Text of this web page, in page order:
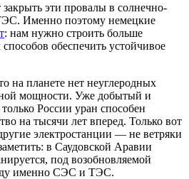
эти провалы в солнечно-
Именно поэтому немецкие
: нам нужно строить больше
обеспечить устойчивое
на планете нет неуглеродных
мощности. Уже добытый и
России уран способен
на тысячи лет вперед. Только вот
электростанции — не ветряки
в Саудовской Аравии
под возобновляемой
именно СЭС и ТЭС.